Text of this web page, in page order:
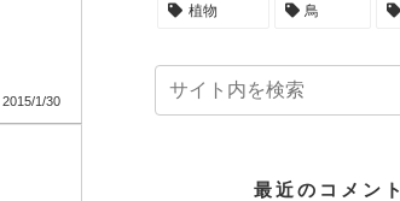
2015/1/30
植物 鳥
最近のコメント